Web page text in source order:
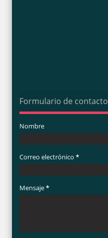
Formulario de contacto
Nombre
Correo electrónico *
Mensaje*